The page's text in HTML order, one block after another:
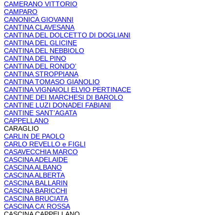
CAMERANO VITTORIO
CAMPARO
CANONICA GIOVANNI
CANTINA CLAVESANA
CANTINA DEL DOLCETTO DI DOGLIANI
CANTINA DEL GLICINE
CANTINA DEL NEBBIOLO
CANTINA DEL PINO
CANTINA DEL RONDO’
CANTINA STROPPIANA
CANTINA TOMASO GIANOLIO
CANTINA VIGNAIOLI ELVIO PERTINACE
CANTINE DEI MARCHESI DI BAROLO
CANTINE LUZI DONADEI FABIANI
CANTINE SANT’AGATA
CAPPELLANO
CARAGLIO
CARLIN DE PAOLO
CARLO REVELLO e FIGLI
CASAVECCHIA MARCO
CASCINA ADELAIDE
CASCINA ALBANO
CASCINA ALBERTA
CASCINA BALLARIN
CASCINA BARICCHI
CASCINA BRUCIATA
CASCINA CA’ ROSSA